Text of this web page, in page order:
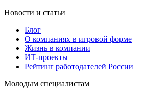
Новости и статьи
Блог
О компаниях в игровой форме
Жизнь в компании
ИТ-проекты
Рейтинг работодателей России
Молодым специалистам